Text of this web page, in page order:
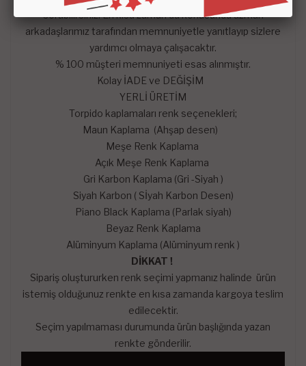
sorabilirsiniz. En kısa zaman da konusunda uzman
arkadaşlarımız tarafından memnuniyetle yanıtlayıp sizlere
yardımcı olmaya çalışacaktır.
% 100 müşteri memnuniyeti esas alınmıştır.
Kolay İADE ve DEĞİŞİM
YERLİ ÜRETİM
Torpido kaplamaları renk seçenekleri;
Maun Kaplama (Ahşap desen)
Meşe Renk Kaplama
Açık Meşe Renk Kaplama
Gri Karbon Kaplama (Gri -Siyah )
Siyah Karbon ( Sİyah Karbon Desen)
Piano Black Kaplama (Parlak siyah)
Beyaz Renk Kaplama
Alüminyum Kaplama (Alüminyum renk )
DİKKAT !
Sipariş oluştururken renk seçimi yapmanız halinde ürün
istemiş olduğunuz renkte en kısa zamanda kargoya teslim
edilecektir.
Seçim yapılmaması durumunda ürün başlığında yazan
renkte gönderilir.